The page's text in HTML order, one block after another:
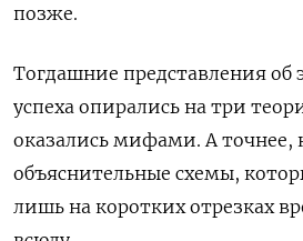
позже.
Тогдашние представления об
успеха опирались на три
оказались мифами. А точнее,
объяснительные схемы,
лишь на коротких отрезках